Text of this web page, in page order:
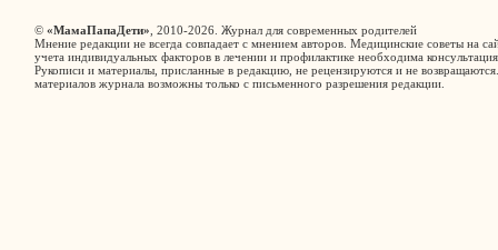
© «МамаПапаДети» , 2010-2026. Журнал для современных родителей
Мнение редакции не всегда совпадает с мнением авторов. Медицинские советы на
учета индивидуальных факторов в лечении и профилактике необходима
Рукописи и материалы, присланные в редакцию, не рецензируются и не
материалов журнала возможны только с письменного разрешения редакции.